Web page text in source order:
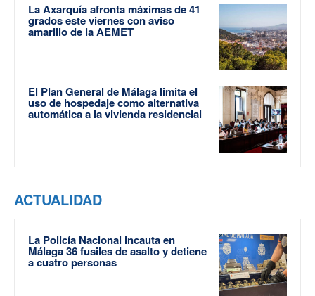
La Axarquía afronta máximas de 41
grados este viernes con aviso
amarillo de la AEMET
El Plan General de Málaga limita el
uso de hospedaje como alternativa
automática a la vivienda residencial
ACTUALIDAD
La Policía Nacional incauta en
Málaga 36 fusiles de asalto y detiene
a cuatro personas